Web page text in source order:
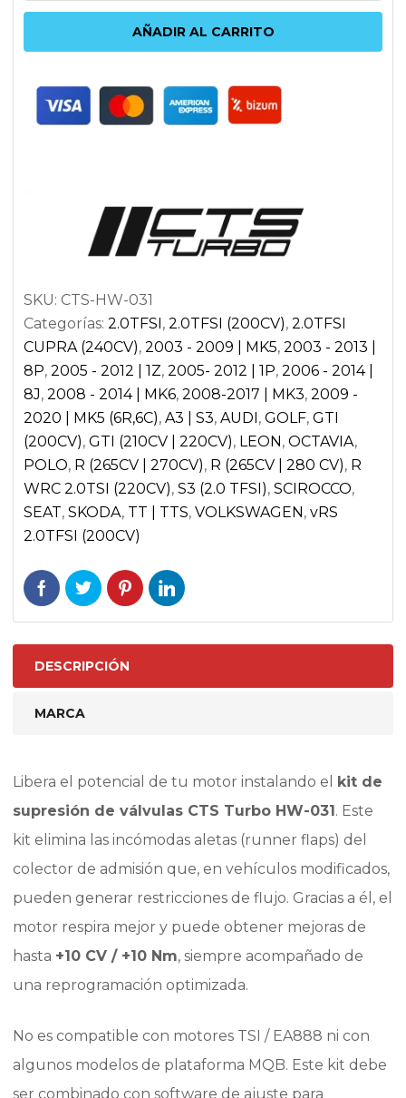
VÁLVULAS
TURBO
HW-
AÑADIR AL CARRITO
SKU: CTS-HW-031
Categorías: 2.0TFSI , 2.0TFSI (200CV), 2.0TFSI
CUPRA (240CV), 2003 - 2009 | MK5, 2003 - 2013 |
8P, 2005 - 2012 | 1Z, 2005- 2012 | 1P, 2006 - 2014 |
8J, 2008 - 2014 | MK6, 2008-2017 | MK3, 2009 -
2020 | MK5 (6R,6C), A3 | S3, AUDI , GOLF, GTI
(200CV), GTI (210CV | 220CV), LEON , OCTAVIA,
POLO, R (265CV | 270CV), R (265CV | 280 CV), R
WRC 2.0TSI (220CV), S3 (2.0 TFSI), SCIROCCO,
SEAT, SKODA, TT | TTS, VOLKSWAGEN , vRS
2.0TFSI (200CV)
DESCRIPCIÓN
MARCA
Libera el potencial de tu motor instalando el
kit de
supresión de válvulas CTS Turbo HW-031 . Este
kit elimina las incómodas aletas (runner flaps) del
colector de admisión que, en vehículos modificados,
pueden generar restricciones de flujo. Gracias a él, el
motor respira mejor y puede obtener mejoras de
hasta +10 CV / +10 Nm, siempre acompañado de
una reprogramación optimizada.
No es compatible con motores TSI / EA888 ni con
algunos modelos de plataforma MQB. Este kit debe
ser combinado con software de ajuste para